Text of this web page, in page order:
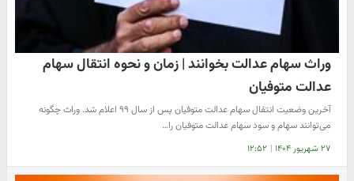
وراث سهام عدالت بخوانند | زمان و نحوه انتقال سهام
عدالت متوفیان
آخرین وضعیت انتقال سهام عدالت متوفیان پس از سال ۹۹ اعلام شد. وراث چگونه
می‌توانند سهام و سود سهام عدالت متوفیان را…
۲۷ شهریور ۱۴۰۴ | ۱۲:۵۲